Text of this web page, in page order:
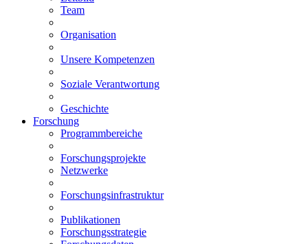
Team
Organisation
Unsere Kompetenzen
Soziale Verantwortung
Geschichte
Forschung
Programmbereiche
Forschungsprojekte
Netzwerke
Forschungsinfrastruktur
Publikationen
Forschungsstrategie